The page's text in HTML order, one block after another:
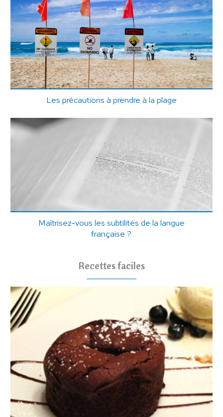
Les précautions à prendre à la plage
Maîtrisez-vous les subtilités de la langue
française ?
Recettes faciles